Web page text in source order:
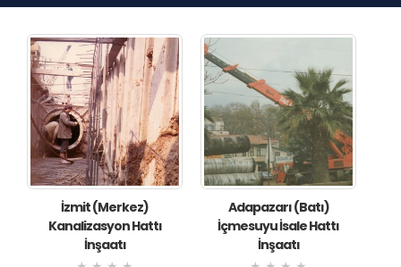
İzmit (Merkez)
Kanalizasyon Hattı
İnşaatı
Adapazarı (Batı)
İçmesuyu İsale Hattı
İnşaatı